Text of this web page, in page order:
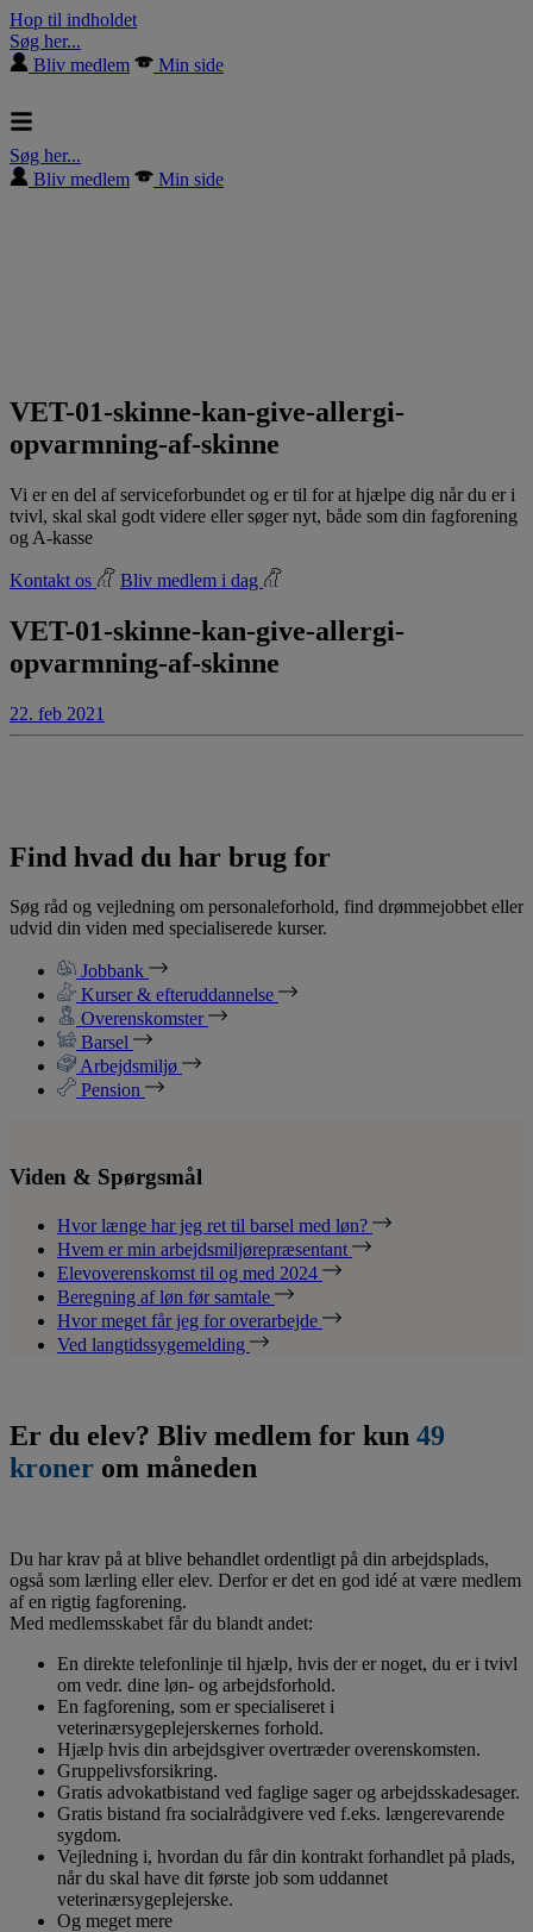
Hop til indholdet
Søg her...
Bliv medlem
Min side
Søg her...
Bliv medlem
Min side
VET-01-skinne-kan-give-allergi-
opvarmning-af-skinne
Vi er en del af serviceforbundet og er til for at hjælpe dig når du er i
tvivl, skal skal godt videre eller søger nyt, både som din fagforening
og A-kasse
Kontakt os Bliv medlem i dag
VET-01-skinne-kan-give-allergi-
opvarmning-af-skinne
22. feb 2021
Find hvad du har brug for
Søg råd og vejledning om personaleforhold, find drømmejobbet eller
udvid din viden med specialiserede kurser.
Jobbank
Kurser & efteruddannelse
Overenskomster
Barsel
Arbejdsmiljø
Pension
Viden & Spørgsmål
Hvor længe har jeg ret til barsel med løn?
Hvem er min arbejdsmiljørepræsentant
Elevoverenskomst til og med 2024
Beregning af løn før samtale
Hvor meget får jeg for overarbejde
Ved langtidssygemelding
Er du elev? Bliv medlem for kun 49
kroner om måneden
Du har krav på at blive behandlet ordentligt på din arbejdsplads,
også som lærling eller elev. Derfor er det en god idé at være medlem
af en rigtig fagforening.
Med medlemsskabet får du blandt andet:
En direkte telefonlinje til hjælp, hvis der er noget, du er i tvivl
om vedr. dine løn- og arbejdsforhold.
En fagforening, som er specialiseret i
veterinærsygeplejerskernes forhold.
Hjælp hvis din arbejdsgiver overtræder overenskomsten.
Gruppelivsforsikring.
Gratis advokatbistand ved faglige sager og arbejdsskadesager.
Gratis bistand fra socialrådgivere ved f.eks. længerevarende
sygdom.
Vejledning i, hvordan du får din kontrakt forhandlet på plads,
når du skal have dit første job som uddannet
veterinærsygeplejerske.
Og meget mere